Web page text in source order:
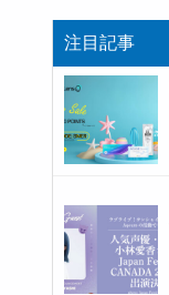
注目記事